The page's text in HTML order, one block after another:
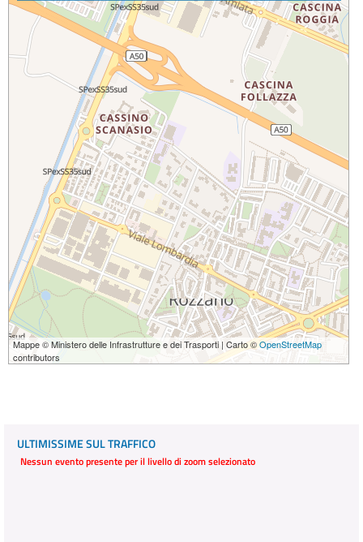
Mappe © Ministero delle Infrastrutture e dei Trasporti | Carto ©OpenStreetMap
contributors
ULTIMISSIME SUL TRAFFICO
Nessun evento presente per il livello di zoom selezionato